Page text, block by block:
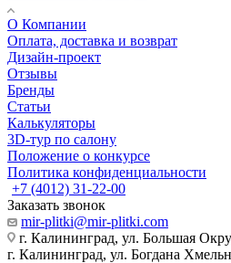
О Компании
Оплата, доставка и возврат
Дизайн-проект
Отзывы
Бренды
Статьи
Калькуляторы
3D-тур по салону
Положение о конкурсе
Политика конфиденциальности
+7 (4012) 31-22-00
Заказать звонок
mir-plitki@mir-plitki.com
г. Калининград, ул. Большая
г. Калининград, ул. Богдана